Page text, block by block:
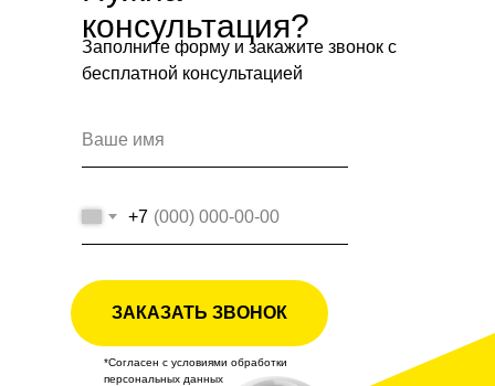
консультация?
*Согласен с условиями обработки
персональных данных
Заполните форму и закажите звонок с
бесплатной консультацией
+7
ЗАКАЗАТЬ ЗВОНОК